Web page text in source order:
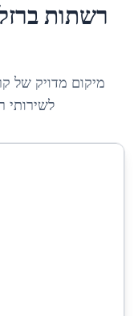
רשתות
מיקום מדויק של
לשירותי